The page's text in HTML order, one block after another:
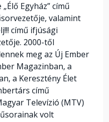
Egyház” című
valamint
című ifjúsági
2000-től
meg az Új Ember
Magazinban, a
a Keresztény Élet
című
Televízió (MTV)
volt